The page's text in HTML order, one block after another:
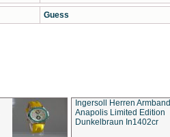
Guess
Ingersoll Herren
Anapolis Limited Edition
Dunkelbraun In1402cr